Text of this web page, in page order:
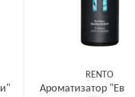
RENTO
Ароматизатор